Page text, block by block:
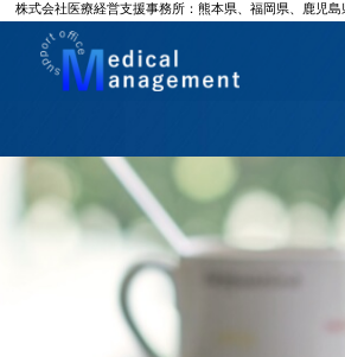
株式会社医療経営支援事務所：熊本県、福岡県、鹿児